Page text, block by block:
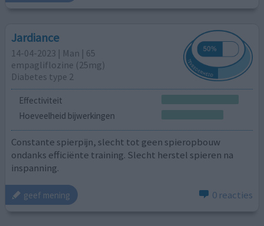
Jardiance
14-04-2023 | Man | 65
empagliflozine (25mg)
Diabetes type 2
Effectiviteit
Hoeveelheid bijwerkingen
Constante spierpijn, slecht tot geen spieropbouw
ondanks efficiënte training. Slecht herstel spieren na
inspanning.
geef mening 0 reacties